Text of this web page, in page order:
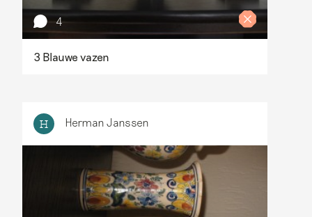
4
3 Blauwe vazen
H Herman Janssen